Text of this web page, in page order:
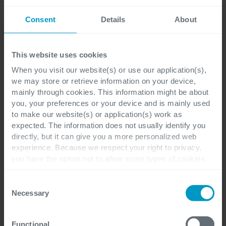
Consent Details About
This website uses cookies
When you visit our website(s) or use our application(s),
we may store or retrieve information on your device,
mainly through cookies. This information might be about
you, your preferences or your device and is mainly used
to make our website(s) or application(s) work as
expected. The information does not usually identify you
directly, but it can give you a more personalized web
experience. Because we respect your right to privacy,
you disable certain cookies, you should be aware that
certain website or application elements may be impacted
and interfere with your experience of the website and the
Selection
Necessary
Functional
Release Wave 1 für Dynamics 365
Business Central?
Ab April 2023 wird die Release Wave 1 für
Microsoft Dynamics 365 Business Central
viele Erweiterungen zur führenden ERP-
Plattform für kleine und mittlere...
Patrick Slond